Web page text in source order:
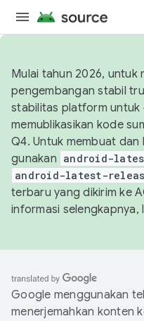
Mulai tahun 2026, untuk
pengembangan stabil
stabilitas platform untuk
memublikasikan kode
Q4. Untuk membuat dan
gunakan android-
android-latest-
terbaru yang dikirim ke
informasi selengkapnya,
Google menggunakan
menerjemahkan konten